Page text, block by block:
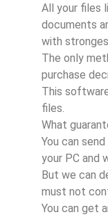
All your files
documents
with
The only
purchase
This
files.
What
You can
your PC and
But we can
must not
You can get